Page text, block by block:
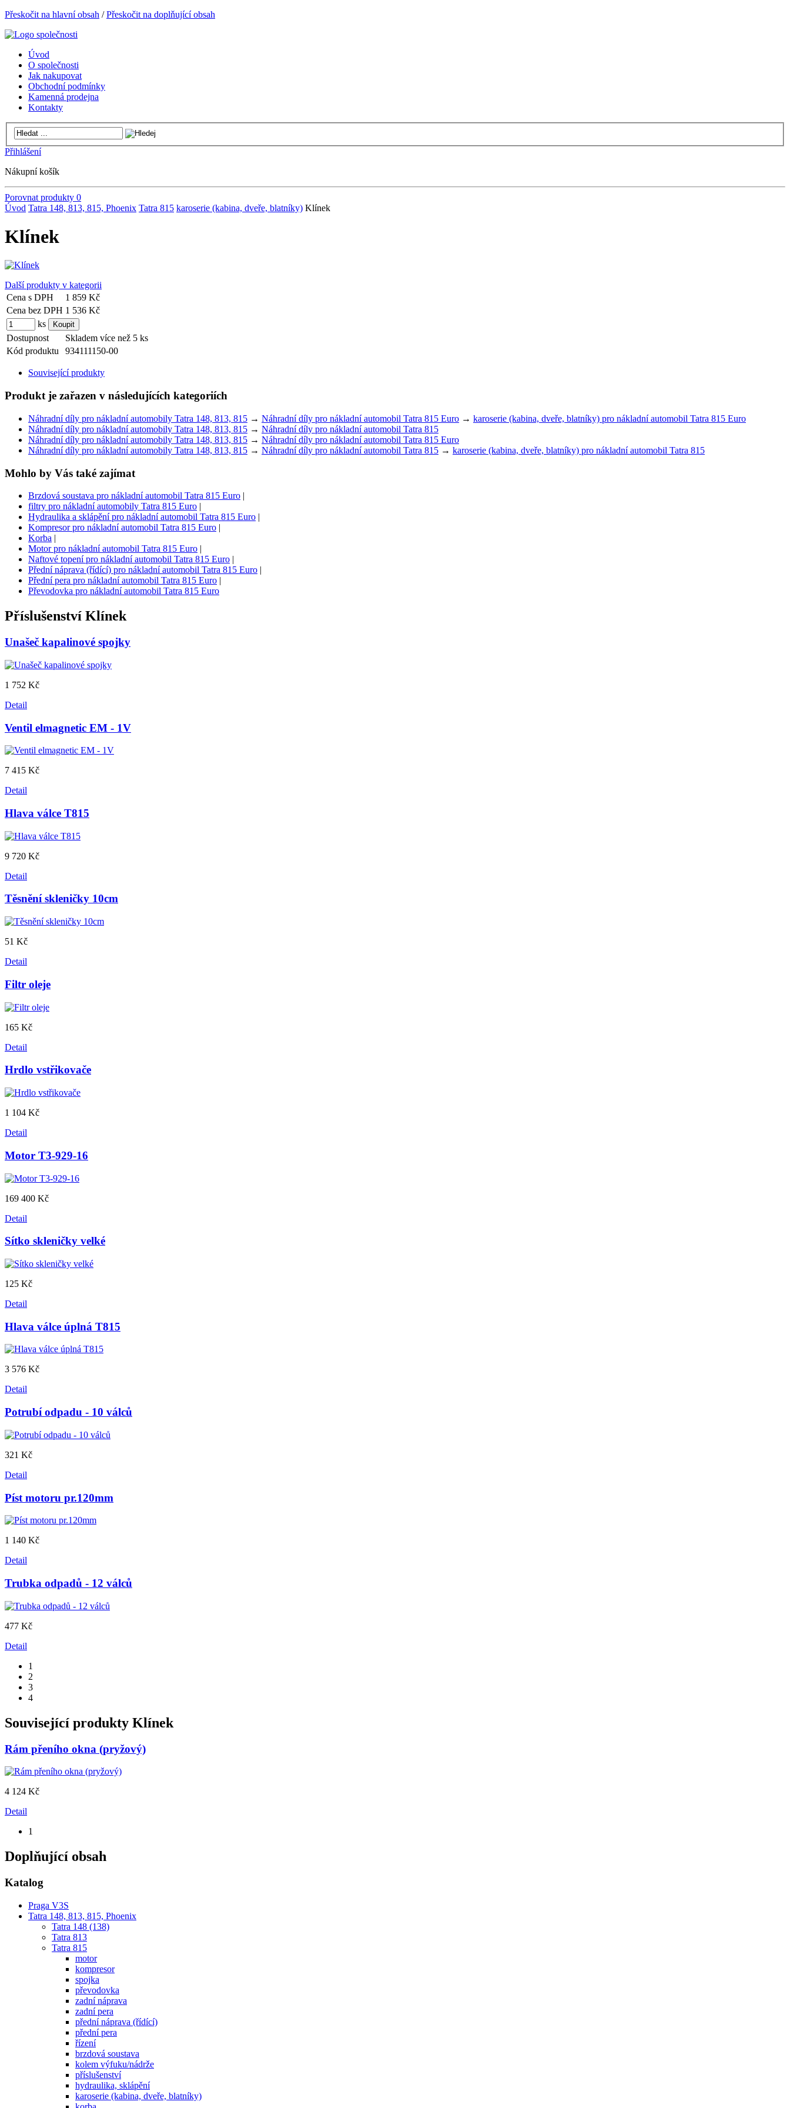
Přeskočit na hlavní obsah /Přeskočit na doplňující obsah
Úvod
O společnosti
Jak nakupovat
Obchodní podmínky
Kamenná prodejna
Kontakty
Přihlášení
Nákupní košík
Porovnat produkty 0
Úvod Tatra 148, 813, 815, Phoenix Tatra 815 karoserie (kabina, dveře, blatníky) Klínek
Klínek
Další produkty v kategorii
Cena s DPH
1 859 Kč
Cena bez DPH 1 536 Kč
ks
Dostupnost
Skladem více než 5 ks
Kód produktu
934111150-00
Související produkty
Produkt je zařazen v následujících kategoriích
Náhradní díly pro nákladní automobily Tatra 148, 813, 815 → Náhradní díly pro nákladní automobil Tatra 815 Euro → karoserie (kabina, dveře, blatníky) pro nákladní automobil Tatra 815 Euro
Náhradní díly pro nákladní automobily Tatra 148, 813, 815 → Náhradní díly pro nákladní automobil Tatra 815
Náhradní díly pro nákladní automobily Tatra 148, 813, 815 → Náhradní díly pro nákladní automobil Tatra 815 Euro
Náhradní díly pro nákladní automobily Tatra 148, 813, 815 → Náhradní díly pro nákladní automobil Tatra 815 → karoserie (kabina, dveře, blatníky) pro nákladní automobil Tatra 815
Mohlo by Vás také zajímat
Brzdová soustava pro nákladní automobil Tatra 815 Euro |
filtry pro nákladní automobily Tatra 815 Euro |
Hydraulika a sklápění pro nákladní automobil Tatra 815 Euro |
Kompresor pro nákladní automobil Tatra 815 Euro |
Korba |
Motor pro nákladní automobil Tatra 815 Euro |
Naftové topení pro nákladní automobil Tatra 815 Euro |
Přední náprava (řídící) pro nákladní automobil Tatra 815 Euro |
Přední pera pro nákladní automobil Tatra 815 Euro |
Převodovka pro nákladní automobil Tatra 815 Euro
Příslušenství Klínek
Unašeč kapalinové spojky
1 752 Kč
Detail
Ventil elmagnetic EM - 1V
7 415 Kč
Detail
Hlava válce T815
9 720 Kč
Detail
Těsnění skleničky 10cm
51 Kč
Detail
Filtr oleje
165 Kč
Detail
Hrdlo vstřikovače
1 104 Kč
Detail
Motor T3-929-16
169 400 Kč
Detail
Sítko skleničky velké
125 Kč
Detail
Hlava válce úplná T815
3 576 Kč
Detail
Potrubí odpadu - 10 válců
321 Kč
Detail
Píst motoru pr.120mm
1 140 Kč
Detail
Trubka odpadů - 12 válců
477 Kč
Detail
1
2
3
4
Související produkty Klínek
Rám přeního okna (pryžový)
4 124 Kč
Detail
1
Doplňující obsah
Katalog
Praga V3S
Tatra 148, 813, 815, Phoenix
Tatra 148 (138)
Tatra 813
Tatra 815
motor
kompresor
spojka
převodovka
zadní náprava
zadní pera
přední náprava (řídící)
přední pera
řízení
brzdová soustava
kolem výfuku/nádrže
příslušenství
hydraulika, sklápění
karoserie (kabina, dveře, blatníky)